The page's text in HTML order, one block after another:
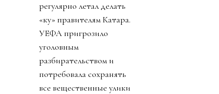
регулярно летал делать
«ку» правителям Катара.
УЕФА пригрозило
уголовным
разбирательством и
потребовала сохранять
все вещественные улики